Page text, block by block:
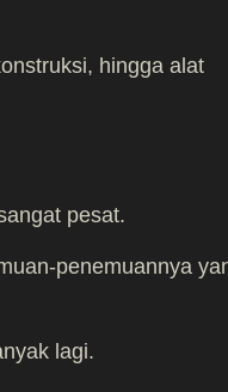
hingga alat
pesat.
penemuannya
lagi.